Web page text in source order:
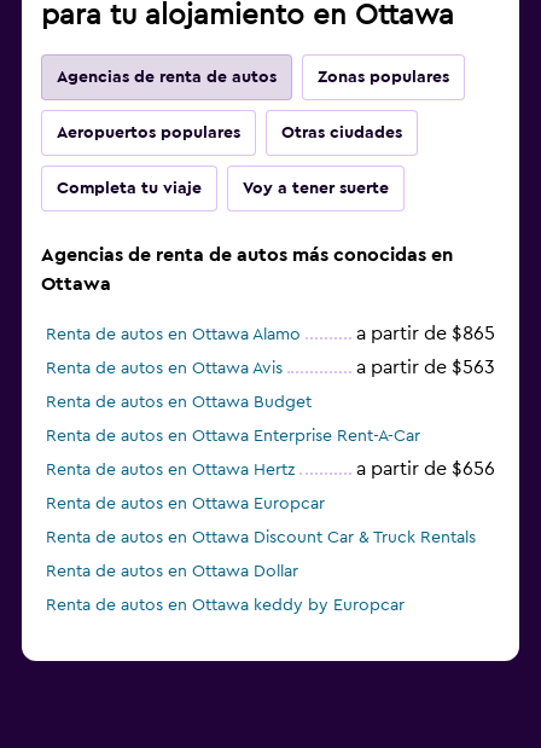
para tu alojamiento en Ottawa
Agencias de renta de autos Zonas populares
Aeropuertos populares Otras ciudades
Completa tu viaje Voy a tener suerte
Agencias de renta de autos más conocidas en
Ottawa
Renta de autos en Ottawa Alamo a partir de $865
Renta de autos en Ottawa Avis a partir de $563
Renta de autos en Ottawa Budget
Renta de autos en Ottawa Enterprise Rent-A-Car
Renta de autos en Ottawa Hertz
a partir de $656
Renta de autos en Ottawa Europcar
Renta de autos en Ottawa Discount Car & Truck Rentals
Renta de autos en Ottawa Dollar
Renta de autos en Ottawa keddy by Europcar